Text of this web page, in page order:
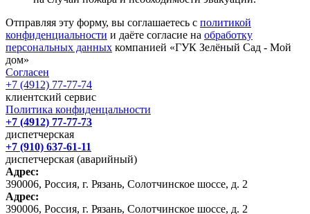
Отправляя эту форму, вы соглашаетесь с политикой
конфиденциальности и даёте согласие на обработку
персональных данных компанией «ГУК Зелёный Сад - Мой
дом»
Согласен
+7 (4912) 77-77-74
клиентский сервис
Политика конфиденцальности
+7 (4912) 77-77-73
диспетчерская
+7 (910) 637-61-11
диспетчерская (аварийный)
Адрес:
390006, Россия, г. Рязань, Солотчинское шоссе, д. 2
Адрес:
390006, Россия, г. Рязань, Солотчинское шоссе, д. 2